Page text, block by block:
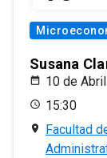
Susana
10 de
15:30
Facultad